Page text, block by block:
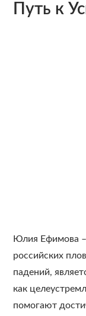
Путь к
Юлия Ефимова
российских
падений,
как
помогают